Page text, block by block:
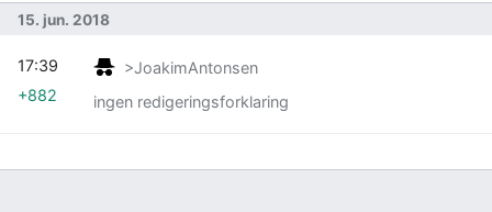
15. jun. 2018
>JoakimAntonsen
ingen redigeringsforklaring
17:39
+882